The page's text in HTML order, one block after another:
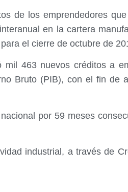
de los emprendedores
en la cartera
el cierre de octubre de
463 nuevos créditos a
Bruto (PIB), con el fin de
por 59 meses
industrial, a través de